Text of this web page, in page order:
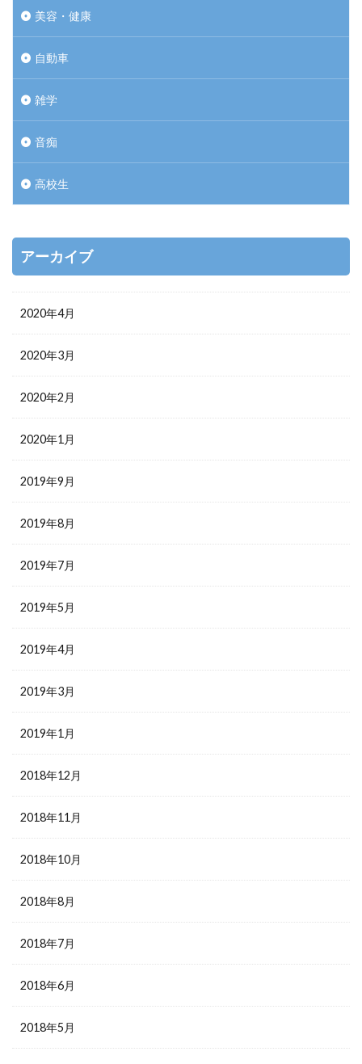
美容・健康
自動車
雑学
音痴
高校生
アーカイブ
2020年4月
2020年3月
2020年2月
2020年1月
2019年9月
2019年8月
2019年7月
2019年5月
2019年4月
2019年3月
2019年1月
2018年12月
2018年11月
2018年10月
2018年8月
2018年7月
2018年6月
2018年5月